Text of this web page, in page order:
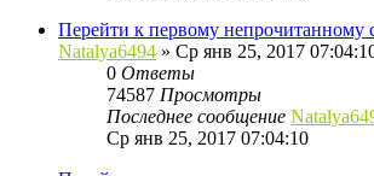
Перейти к первому
Natalya6494 » Ср янв 25, 2017
0 Ответы
74587 Просмотры
Последнее сообщение
Ср янв 25, 2017 07:04:10